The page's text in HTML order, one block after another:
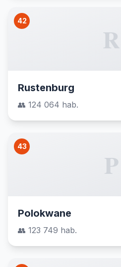
42
R
Rustenburg
👥 124 064 hab.
43
P
Polokwane
👥 123 749 hab.